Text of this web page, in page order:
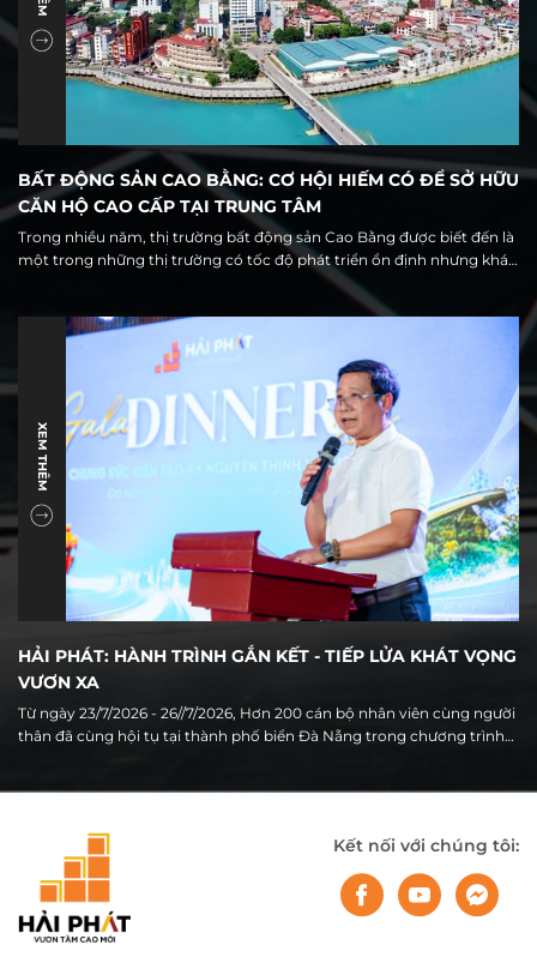
BẤT ĐỘNG SẢN CAO BẰNG: CƠ HỘI HIẾM CÓ ĐỂ SỞ HỮU
CĂN HỘ CAO CẤP TẠI TRUNG TÂM
Trong nhiều năm, thị trường bất động sản Cao Bằng được biết đến là
một trong những thị trường có tốc độ phát triển ổn định nhưng khá
đặc thù, với nguồn cung chủ yếu tập trung ở đất nền và nhà phố. Tuy
nhiên, cùng với quá trình đô thị hóa, đầu tư hạ tầng và sự hình thành
của trung tâm hành chính mới, thị trường địa phương đang đứng
trước một giai đoạn chuyển mình đáng chú ý.
XEM THÊM
HẢI PHÁT: HÀNH TRÌNH GẮN KẾT - TIẾP LỬA KHÁT VỌNG
VƯƠN XA
Từ ngày 23/7/2026 - 26//7/2026, Hơn 200 cán bộ nhân viên cùng người
thân đã cùng hội tụ tại thành phố biển Đà Nẵng trong chương trình
năm và chuẩn bị cho giai đoạn tăng tốc của những tháng cuối năm.
Kết nối với chúng tôi: